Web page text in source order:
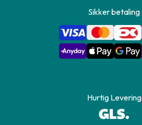
Sikker betaling
Hurtig Levering